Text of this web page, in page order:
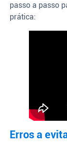
passo a passo
prática:
Erros a